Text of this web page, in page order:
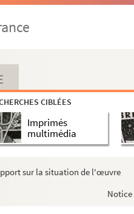
CIBLÉES
Imprimés
multimédia
sur la situation de l'œuvre
Notice
Lille